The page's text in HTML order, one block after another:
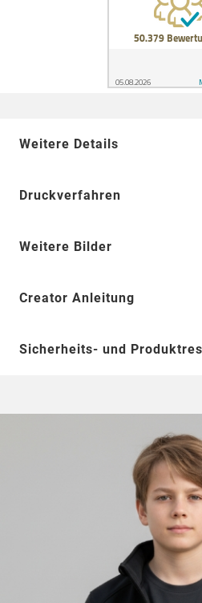
Weitere Details
Druckverfahren
Weitere Bilder
Creator Anleitung
Sicherheits- und